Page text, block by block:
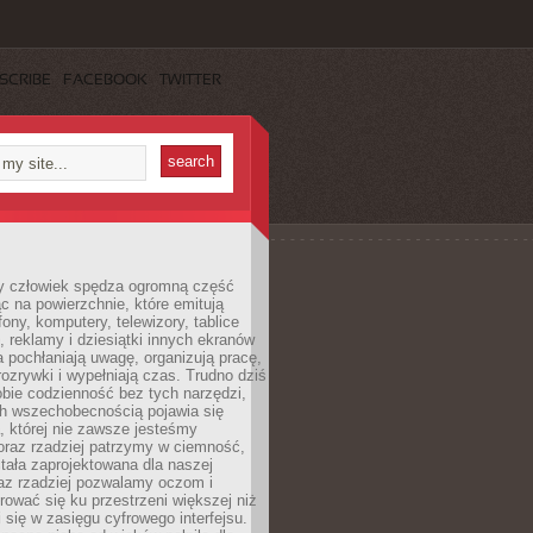
FACEBOOK TWITTER
człowiek spędza ogromną część
na powierzchnie, które emitują
komputery, telewizory, tablice
reklamy i dziesiątki innych ekranów
pochłaniają uwagę, organizują pracę,
i wypełniają czas. Trudno dziś
codzienność bez tych narzędzi,
wszechobecnością pojawia się
której nie zawsze jesteśmy
rzadziej patrzymy w ciemność,
zaprojektowana dla naszej
rzadziej pozwalamy oczom i
się ku przestrzeni większej niż
w zasięgu cyfrowego interfejsu.